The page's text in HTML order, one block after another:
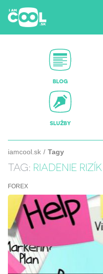
BLOG
SLUŽBY
iamcool.sk Tagy
TAG: RIADENIE RIZÍK
FOREX